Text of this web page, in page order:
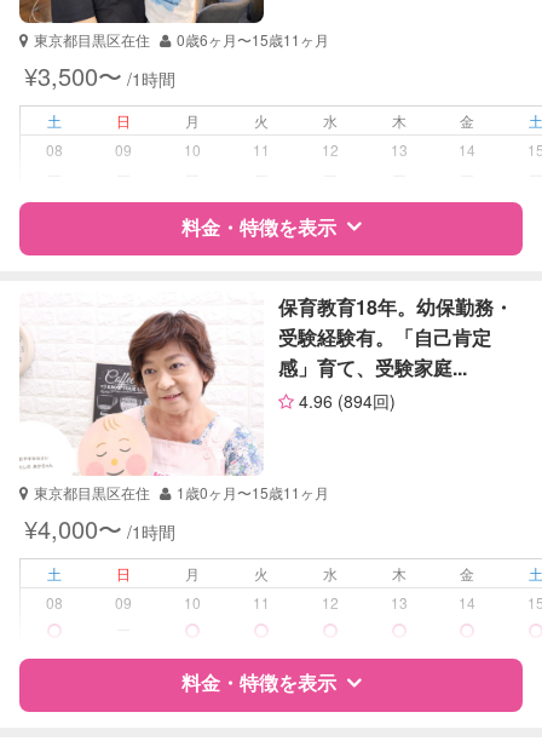
受験対策 中学受験
学校/塾の補習・宿題
対応科目
国語
理科
社会
東京都目黒区在住 0歳6ヶ月〜15歳11ヶ月
¥3,500〜 /1時間
土 日 月 火 水 木 金
08
09 10 11 12 13 14
料金・特徴を表示
サポートの特徴
資格
企業型割引対象(旧内閣府補助対象)
自治体届出済ベビーシッター
保育士
幼稚園教諭
受験対策 なし
学校/塾の補習・宿題 小学生
英語
保育教育18年。幼保勤務・
受験経験有。「自己肯定
感」育て、受験家庭...
4.96 (894回)
東京都目黒区在住 1歳0ヶ月〜15歳11ヶ月
¥4,000〜 /1時間
土 日 月 火 水 木 金
08
09 10 11 12 13 14
料金・特徴を表示